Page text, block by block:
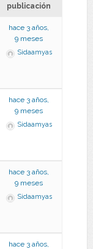
publicación
hace 3 años,
9 meses
Sidaamyas
hace 3 años,
9 meses
Sidaamyas
hace 3 años,
9 meses
Sidaamyas
hace 3 años,